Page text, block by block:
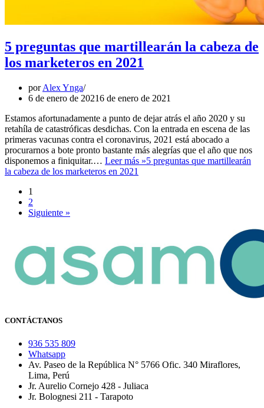
5 preguntas que martillearán la cabeza de
los marketeros en 2021
porAlex Ynga
6 de enero de 20216 de enero de 2021
Estamos afortunadamente a punto de dejar atrás el año 2020 y su
retahíla de catastróficas desdichas. Con la entrada en escena de las
primeras vacunas contra el coronavirus, 2021 está abocado a
procurarnos a bote pronto bastante más alegrías que el año que nos
disponemos a finiquitar.… Leer más »5 preguntas que martillearán
la cabeza de los marketeros en 2021
1
2
Siguiente »
CONTÁCTANOS
936 535 809
Whatsapp
Av. Paseo de la República N° 5766 Ofic. 340 Miraflores,
Lima, Perú
Jr. Aurelio Cornejo 428 - Juliaca
Jr. Bolognesi 211 - Tarapoto